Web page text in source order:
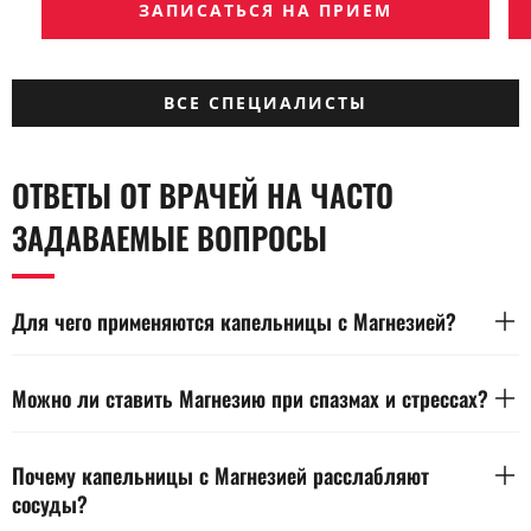
ЗАПИСАТЬСЯ НА ПРИЕМ
ВСЕ СПЕЦИАЛИСТЫ
ОТВЕТЫ ОТ ВРАЧЕЙ НА ЧАСТО
ЗАДАВАЕМЫЕ ВОПРОСЫ
Для чего применяются капельницы с Магнезией?
давления, снятия спазмов и стабилизации нервной
системы. Препарат расслабляет сосуды и улучшает
Можно ли ставить Магнезию при спазмах и стрессах?
нервном напряжении и повышенной возбудимости. Она
снижает тонус сосудов и способствует расслаблению.
Решение о проведении курса принимает специалист после
Почему капельницы с Магнезией расслабляют
сосуды?